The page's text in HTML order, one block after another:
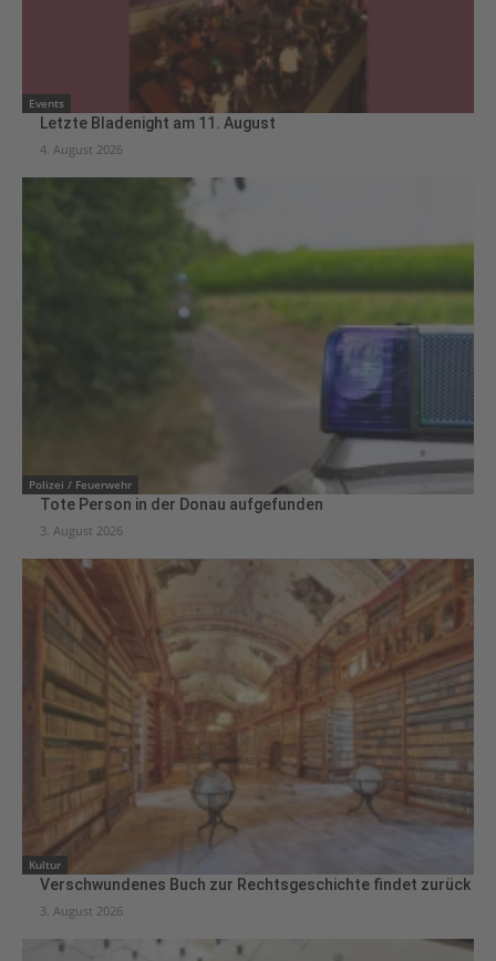
Events
Letzte Bladenight am 11. August
4. August 2026
Polizei / Feuerwehr
Tote Person in der Donau aufgefunden
3. August 2026
Kultur
Verschwundenes Buch zur Rechtsgeschichte findet zurück
3. August 2026